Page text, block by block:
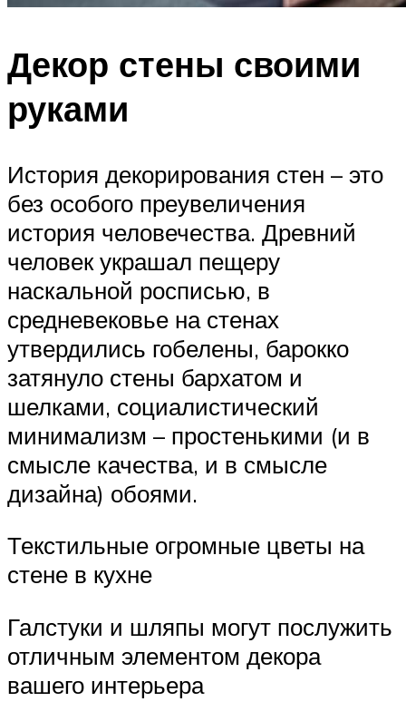
Декор стены своими
руками
История декорирования стен – это
без особого преувеличения
история человечества. Древний
человек украшал пещеру
наскальной росписью, в
средневековье на стенах
утвердились гобелены, барокко
затянуло стены бархатом и
шелками, социалистический
минимализм – простенькими (и в
смысле качества, и в смысле
дизайна) обоями.
Текстильные огромные цветы на
стене в кухне
Галстуки и шляпы могут послужить
отличным элементом декора
вашего интерьера